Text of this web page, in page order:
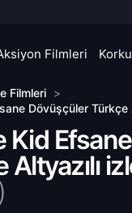
Filmleri
Filmleri >
Dövüşçüler Türkçe
Kid
Altyazılı